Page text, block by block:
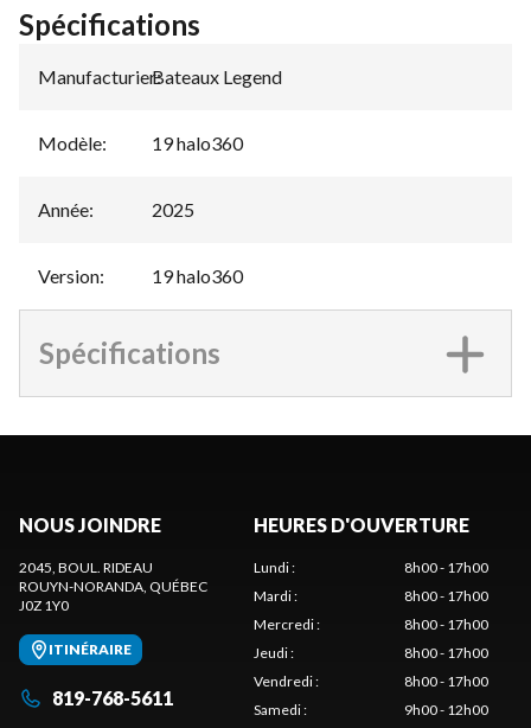
Spécifications
Manufacturier:
Bateaux Legend
Modèle: 19 halo360
Année: 2025
Version: 19 halo360
Spécifications
NOUS JOINDRE
2045, BOUL. RIDEAU
ROUYN-NORANDA, QUÉBEC
J0Z 1Y0
ITINÉRAIRE
819-768-5611
HEURES D'OUVERTURE
Lundi:
8h00 - 17h00
Mardi:
8h00 - 17h00
Mercredi:
8h00 - 17h00
Jeudi:
8h00 - 17h00
Vendredi:
8h00 - 17h00
Samedi: 9h00 - 12h00